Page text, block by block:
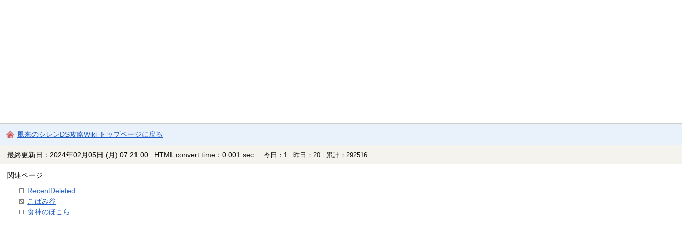
風来のシレンDS攻略Wiki トップページに戻る
最終更新日：2024年02月05日 (月) 07:21:00 HTML convert time：0.001 sec. 今日：1 昨日：20 累計：292516
関連ページ
RecentDeleted
こばみ谷
食神のほこら